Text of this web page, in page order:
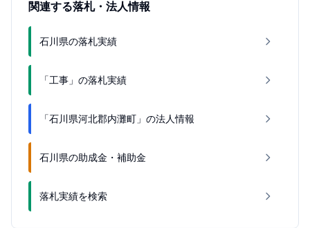
関連する落札・法人情報
石川県の落札実績
「工事」の落札実績
「石川県河北郡内灘町」の法人情報
石川県の助成金・補助金
落札実績を検索